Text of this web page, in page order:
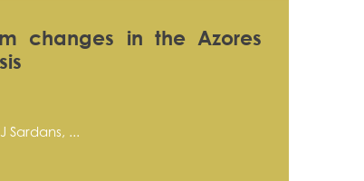
changes in the Azores
Sardans, ...